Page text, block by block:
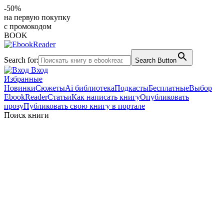
-50%
на первую покупку
с промокодом
BOOK
Search for: Search Button
Вход
Избранные
НовинкиСюжетыAi библиотекаПодкастыБесплатныеВыбор
EbookReaderСтатьиКак написать книгуОпубликовать
прозуПубликовать свою книгу в портале
Поиск книги